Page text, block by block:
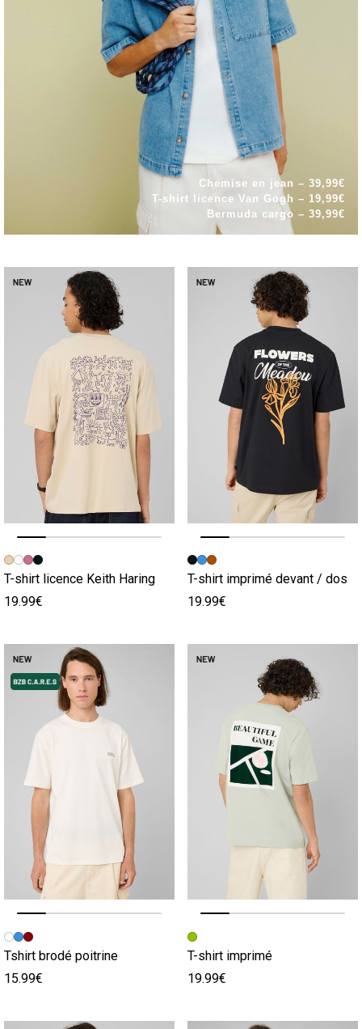
Chemise en jean – 39,99€
T-shirt licence Van Gogh – 19,99€
Bermuda cargo – 39,99€
Image précédente
Image suivante
T-shirt licence Keith Haring
19.99€
Image précédente
Image suivante
T-shirt imprimé devant / dos
19.99€
Image précédente
Image suivante
Tshirt brodé poitrine
15.99€
Image précédente
Image suivante
T-shirt imprimé
19.99€